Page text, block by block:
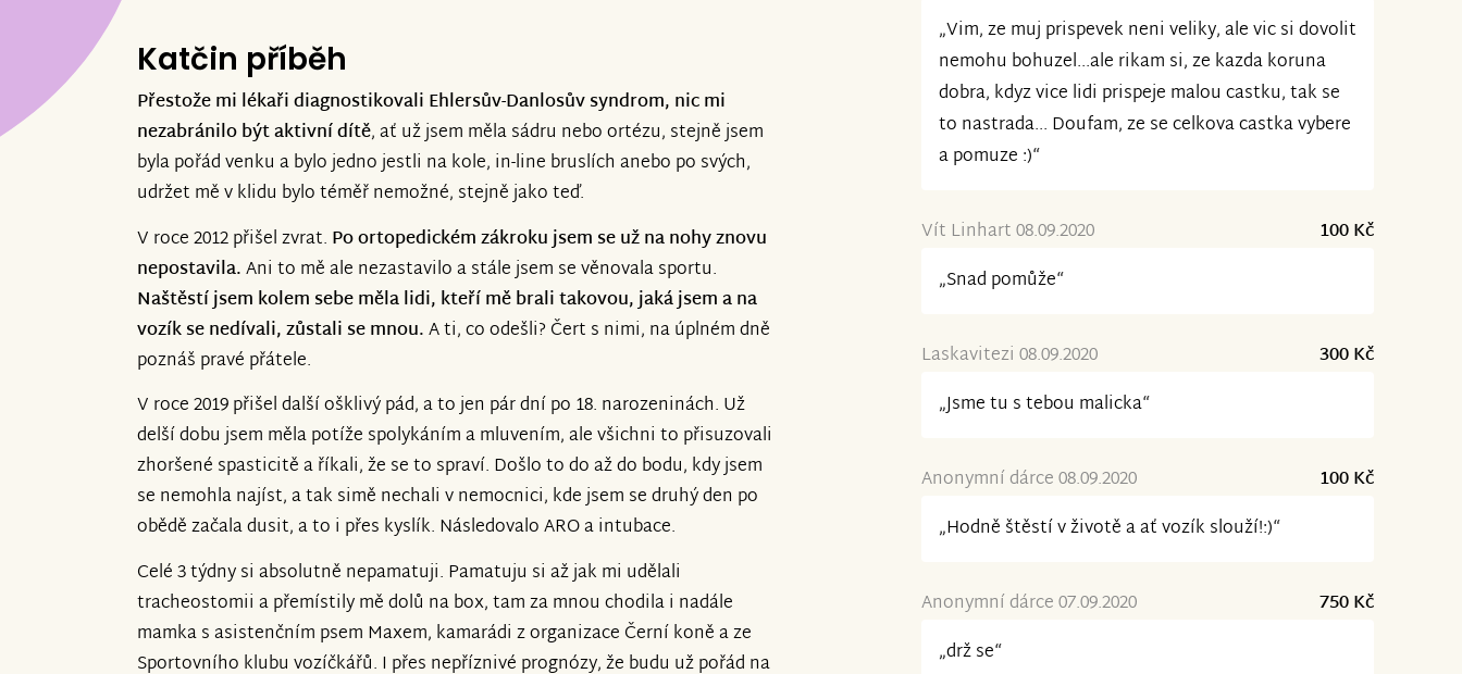
Katčin příběh
Přestože mi lékaři diagnostikovali Ehlersův-Danlosův syndrom, nic mi
nezabránilo být aktivní dítě, ať už jsem měla sádru nebo ortézu, stejně jsem
byla pořád venku a bylo jedno jestli na kole, in-line bruslích anebo po svých,
udržet mě v klidu bylo téměř nemožné, stejně jako teď.
V roce 2012 přišel zvrat. Po ortopedickém zákroku jsem se už na nohy znovu
nepostavila.Ani to mě ale nezastavilo a stále jsem se věnovala sportu.
Naštěstí jsem kolem sebe měla lidi, kteří mě brali takovou, jaká jsem a na
vozík se nedívali, zůstali se mnou.A ti, co odešli? Čert s nimi, na úplném dně
poznáš pravé přátele.
V roce 2019 přišel další ošklivý pád, a to jen pár dní po 18. narozeninách. Už
delší dobu jsem měla potíže spolykáním a mluvením, ale všichni to přisuzovali
zhoršené spasticitě a říkali, že se to spraví. Došlo to do až do bodu, kdy jsem
se nemohla najíst, a tak simě nechali v nemocnici, kde jsem se druhý den po
obědě začala dusit, a to i přes kyslík. Následovalo ARO a intubace.
Celé 3 týdny si absolutně nepamatuji. Pamatuju si až jak mi udělali
tracheostomii a přemístily mě dolů na box, tam za mnou chodila i nadále
mamka s asistenčním psem Maxem, kamarádi z organizace Černí koně a ze
Sportovního klubu vozíčkářů. I přes nepříznivé prognózy, že budu už pořád na
„Vim, ze muj prispevek neni veliky, ale vic si dovolit
nemohu bohuzel...ale rikam si, ze kazda koruna
dobra, kdyz vice lidi prispeje malou castku, tak se
to nastrada... Doufam, ze se celkova castka vybere
a pomuze :)“
Vít Linhart 08.09.2020
100 Kč
„Snad pomůže“
Laskavitezi 08.09.2020
300 Kč
„Jsme tu s tebou malicka“
Anonymní dárce 08.09.2020
100 Kč
„Hodně štěstí v životě a ať vozík slouží!:)“
Anonymní dárce 07.09.2020
750 Kč
„drž se“